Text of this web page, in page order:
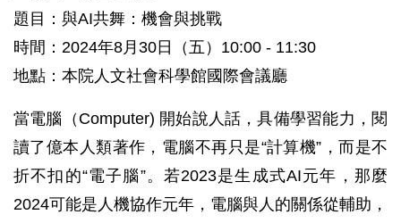
題目：與AI共舞：機會與挑戰
時間：2024年8月30日（五）10:00 - 11:30
地點：本院人文社會科學館國際會議廳
當電腦（Computer) 開始說人話，具備學習能力，閱
讀了億本人類著作，電腦不再只是“計算機”，而是不
折不扣的“電子腦”。若2023是生成式AI元年，那麼
2024可能是人機協作元年，電腦與人的關係從輔助，